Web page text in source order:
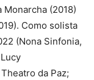
(2018)
Como solista
(Nona Sinfonia,
da Paz;